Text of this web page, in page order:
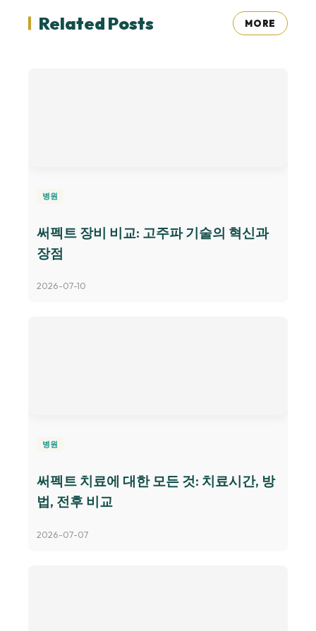
Related Posts MORE
병원
써펙트 장비 비교: 고주파 기술의 혁신과
장점
2026-07-10
병원
써펙트 치료에 대한 모든 것: 치료시간, 방
법, 전후 비교
2026-07-07